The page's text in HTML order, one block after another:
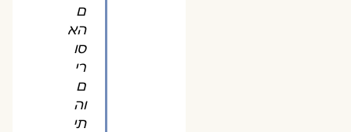
ם
הא
סו
רי
ם
וה
תי